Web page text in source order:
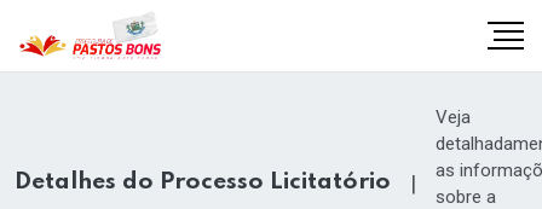
Detalhes do Processo Licitatório |
Veja
as
sobre a